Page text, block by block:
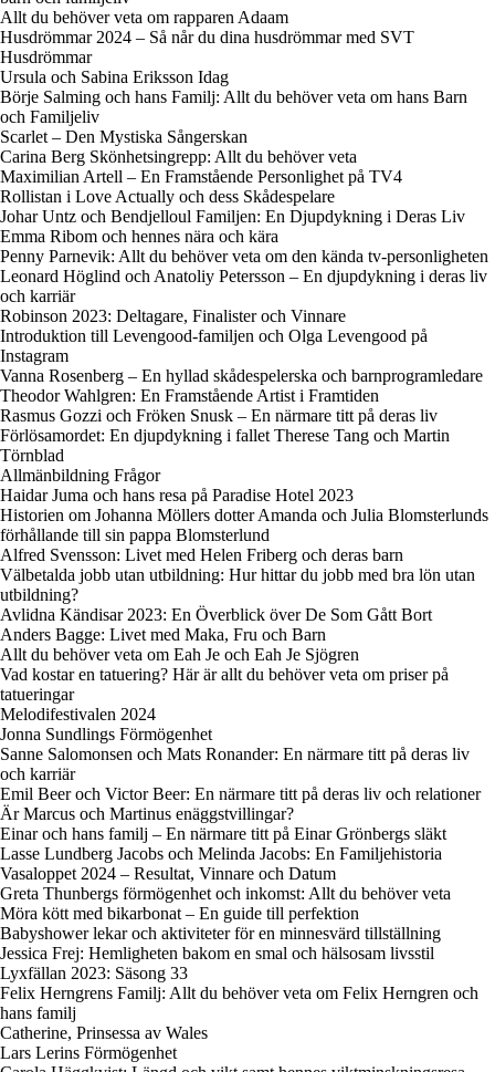
Allt du behöver veta om rapparen Adaam
Husdrömmar 2024 – Så når du dina husdrömmar med SVT
Husdrömmar
Ursula och Sabina Eriksson Idag
Börje Salming och hans Familj: Allt du behöver veta om hans Barn
och Familjeliv
Scarlet – Den Mystiska Sångerskan
Carina Berg Skönhetsingrepp: Allt du behöver veta
Maximilian Artell – En Framstående Personlighet på TV4
Rollistan i Love Actually och dess Skådespelare
Johar Untz och Bendjelloul Familjen: En Djupdykning i Deras Liv
Emma Ribom och hennes nära och kära
Penny Parnevik: Allt du behöver veta om den kända tv-personligheten
Leonard Höglind och Anatoliy Petersson – En djupdykning i deras liv
och karriär
Robinson 2023: Deltagare, Finalister och Vinnare
Introduktion till Levengood-familjen och Olga Levengood på
Instagram
Vanna Rosenberg – En hyllad skådespelerska och barnprogramledare
Theodor Wahlgren: En Framstående Artist i Framtiden
Rasmus Gozzi och Fröken Snusk – En närmare titt på deras liv
Förlösamordet: En djupdykning i fallet Therese Tang och Martin
Törnblad
Allmänbildning Frågor
Haidar Juma och hans resa på Paradise Hotel 2023
Historien om Johanna Möllers dotter Amanda och Julia Blomsterlunds
förhållande till sin pappa Blomsterlund
Alfred Svensson: Livet med Helen Friberg och deras barn
Välbetalda jobb utan utbildning: Hur hittar du jobb med bra lön utan
utbildning?
Avlidna Kändisar 2023: En Överblick över De Som Gått Bort
Anders Bagge: Livet med Maka, Fru och Barn
Allt du behöver veta om Eah Je och Eah Je Sjögren
Vad kostar en tatuering? Här är allt du behöver veta om priser på
tatueringar
Melodifestivalen 2024
Jonna Sundlings Förmögenhet
Sanne Salomonsen och Mats Ronander: En närmare titt på deras liv
och karriär
Emil Beer och Victor Beer: En närmare titt på deras liv och relationer
Är Marcus och Martinus enäggstvillingar?
Einar och hans familj – En närmare titt på Einar Grönbergs släkt
Lasse Lundberg Jacobs och Melinda Jacobs: En Familjehistoria
Vasaloppet 2024 – Resultat, Vinnare och Datum
Greta Thunbergs förmögenhet och inkomst: Allt du behöver veta
Möra kött med bikarbonat – En guide till perfektion
Babyshower lekar och aktiviteter för en minnesvärd tillställning
Jessica Frej: Hemligheten bakom en smal och hälsosam livsstil
Lyxfällan 2023: Säsong 33
Felix Herngrens Familj: Allt du behöver veta om Felix Herngren och
hans familj
Catherine, Prinsessa av Wales
Lars Lerins Förmögenhet